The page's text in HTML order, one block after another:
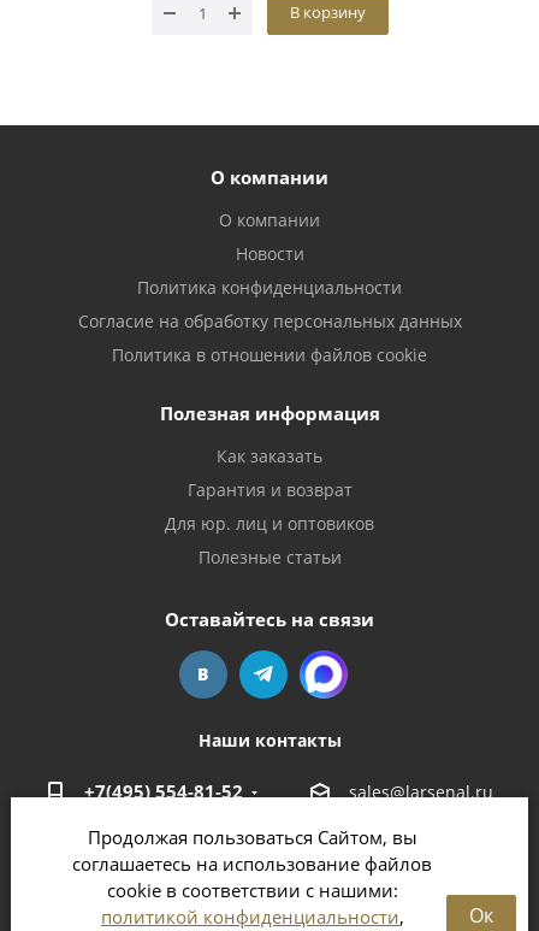
Продолжая пользоваться Сайтом, вы
соглашаетесь на использование файлов
cookie в соответствии с нашими:
политикой конфиденциальности, Ок
В корзину
О компании
О компании
Новости
Политика конфиденциальности
Согласие на обработку персональных данных
Политика в отношении файлов cookie
Полезная информация
Как заказать
Гарантия и возврат
Для юр. лиц и оптовиков
Полезные статьи
Оставайтесь на связи
Наши контакты
+7(495) 554-81-52 sales@larsenal.ru
Московская область,
г. Люберцы,
ул. Хлебозаводская, 8 Б